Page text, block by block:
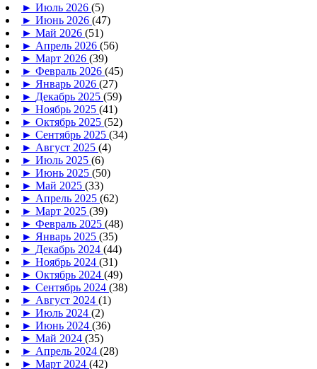
► Июль 2026 (5)
► Июнь 2026 (47)
► Май 2026 (51)
► Апрель 2026 (56)
► Март 2026 (39)
► Февраль 2026 (45)
► Январь 2026 (27)
► Декабрь 2025 (59)
► Ноябрь 2025 (41)
► Октябрь 2025 (52)
► Сентябрь 2025 (34)
► Август 2025 (4)
► Июль 2025 (6)
► Июнь 2025 (50)
► Май 2025 (33)
► Апрель 2025 (62)
► Март 2025 (39)
► Февраль 2025 (48)
► Январь 2025 (35)
► Декабрь 2024 (44)
► Ноябрь 2024 (31)
► Октябрь 2024 (49)
► Сентябрь 2024 (38)
► Август 2024 (1)
► Июль 2024 (2)
► Июнь 2024 (36)
► Май 2024 (35)
► Апрель 2024 (28)
► Март 2024 (42)